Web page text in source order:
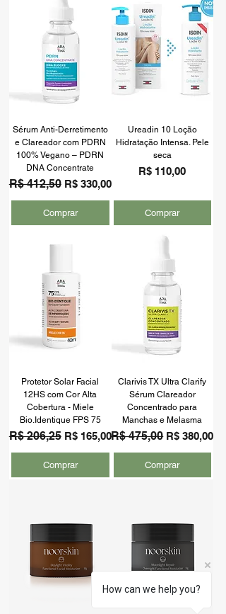
Sérum Anti-Derretimento
e Clareador com PDRN
100% Vegano – PDRN
DNA Concentrate
Preço normal
R$ 412,50 Preço promocional
R$ 330,00
Comprar
Ureadin 10 Loção
Hidratação Intensa. Pele
seca
Preço
R$ 110,00
Comprar
Protetor Solar Facial
12HS com Cor Alta
Cobertura - Miele
Bio.Identique FPS 75
Preço normal
R$ 206,25 Preço promocional
R$ 165,00
Comprar
Clarivis TX Ultra Clarify
Sérum Clareador
Concentrado para
Manchas e Melasma
Preço normal
R$ 475,00 Preço
R$ 380,00
Comprar
How can we help you?